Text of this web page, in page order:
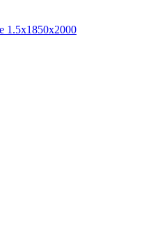
1.5x1850x2000